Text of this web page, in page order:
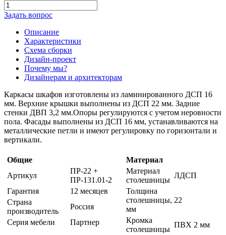
Задать вопрос
Описание
Характеристики
Схема сборки
Дизайн-проект
Почему мы?
Дизайнерам и архитекторам
Каркасы шкафов изготовлены из ламинированного ДСП 16
мм. Верхние крышки выполнены из ДСП 22 мм. Задние
стенки ДВП 3,2 мм.Опоры регулируются с учетом неровности
пола. Фасады выполнены из ДСП 16 мм, устанавливаются на
металлические петли и имеют регулировку по горизонтали и
вертикали.
Общие
Артикул
ПР-22 +
ПР-131.01-2
Гарантия
12 месяцев
Страна
производитель
Россия
Серия мебели
Партнер
Материал
Материал
столешницы
ЛДСП
Толщина
столешницы,
мм
22
Кромка
столешницы
ПВХ 2 мм